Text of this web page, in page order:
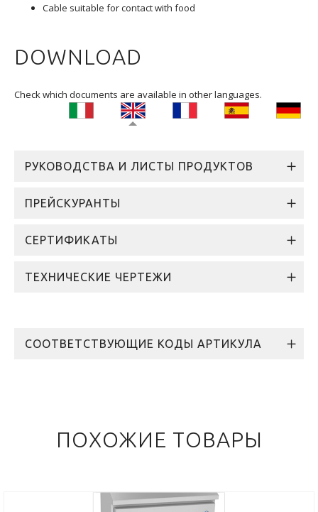
Cable suitable for contact with food
DOWNLOAD
Check which documents are available in other languages.
РУКОВОДСТВА И ЛИСТЫ ПРОДУКТОВ
ПРЕЙСКУРАНТЫ
СЕРТИФИКАТЫ
ТЕХНИЧЕСКИЕ ЧЕРТЕЖИ
СООТВЕТСТВУЮЩИЕ КОДЫ АРТИКУЛА
ПОХОЖИЕ ТОВАРЫ